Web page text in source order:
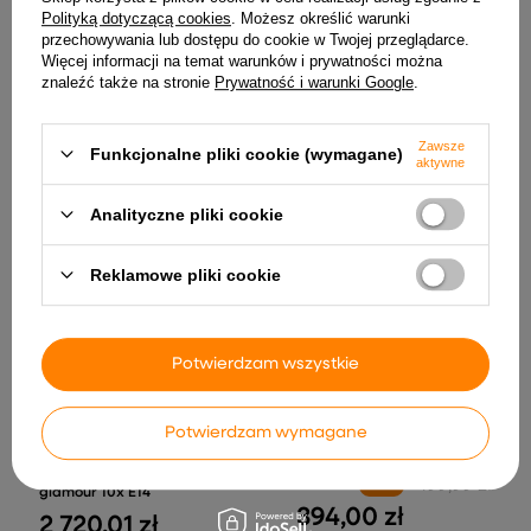
pokoju gościnnego.
Postaw na energooszczędność i nowoczesny design –
energooszczędna żarówka LED zadba o klimat i funkcjonalność
Twojego domowego wnętrza.
POLECAMY zobacz wszystko
Plafon kryształowy
MARANGA złoty ze
szklanymi kryształkami –
glamour 10x E14
czarna 40W 4000K
DDXT1200
394,00 zł
499,99 zł
Polityką dotyczącą cookies . Możesz określić warunki
przechowywania lub dostępu do cookie w Twojej przeglądarce.
Więcej informacji na temat warunków i prywatności można
znaleźć także na stronie Prywatność i warunki Google
Funkcjonalne pliki cookie (wymagane)
Zawsze
aktywne
Analityczne pliki cookie
Reklamowe pliki cookie
Potwierdzam wymagane
Potwierdzam wszystkie